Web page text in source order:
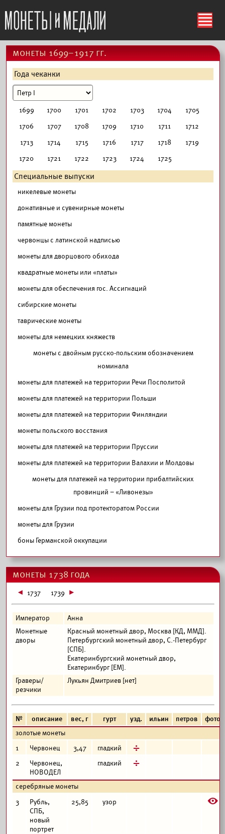
ś
монеты 1699–1917 гг.
Года чеканки
1699 1700 1701 1702 1703 1704
1705
1706
1707 1708 1709 1710 1711
1712
1713
1714 1715 1716 1717 1718
1719
1720
1721 1722 1723 1724 1725
Специальные выпуски
никелевые монеты
донативные и сувенирные монеты
памятные монеты
червонцы с латинской надписью
монеты для дворцового обихода
квадратные монеты или «платы»
монеты для обеспечения гос. Ассигнаций
сибирские монеты
таврические монеты
монеты для немецких княжеств
монеты с двойным русско-польским обозначением
номинала
монеты для платежей на территории Речи Посполитой
монеты для платежей на территории Польши
монеты для платежей на территории Финляндии
монеты польского восстания
монеты для платежей на территории Пруссии
монеты для платежей на территории Валахии и Молдовы
монеты для платежей на территории прибалтийских
провинций – «Ливонезы»
монеты для Грузии под протекторатом России
монеты для Грузии
боны Германской оккупации
монеты 1738 года
1737 1739
Император
Анна
Монетные
дворы
Красный монетный двор, Москва [КД, ММД].
Петербургский монетный двор, С.-Петербург
[СПБ].
Екатеринбургский монетный двор,
Екатеринбург [ЕМ].
Граверы/
резчики
Лукьян Дмитриев [нет]
№ описание вес, г гурт узд. ильин петров
фото
золотые монеты
1
Червонец 3,47 гладкий д
2
Червонец,
НОВОДЕЛ
гладкий д
серебряные монеты
3
Рубль,
СПБ,
новый
портрет
25,85 узор E